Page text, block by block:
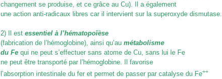
changement se produise, et ce grâce au Cu). Il a également
une action anti-radicaux libres car il intervient sur la superoxyde dismutase.
2) Il est essentiel à l’hématopoïèse
(fabrication de l’hémoglobine), ainsi qu’au métabolisme
du Fe qui ne peut s’effectuer sans atome de Cu, sans lui le Fe
ne peut être transporté par l’hémoglobine. Il favorise
l’absorption intestinale du fer et permet de passer par catalyse du Fe++